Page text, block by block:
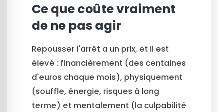
Ce que coûte vraiment
de ne pas agir
Repousser l'arrêt a un prix, et il est
élevé : financièrement (des centaines
d'euros chaque mois), physiquement
(souffle, énergie, risques à long
terme) et mentalement (la culpabilité